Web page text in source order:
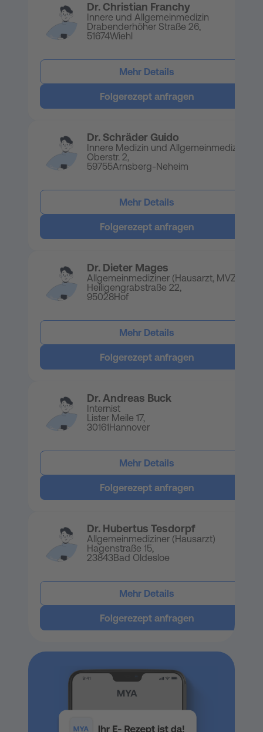
Dr. Christian Franchy
Innere und Allgemeinmedizin
Drabenderhöher Straße 26,
51674Wiehl
Mehr Details
Folgerezept anfragen
Dr. Schräder Guido
Innere Medizin und Allgemeinmedizin
Oberstr. 2,
59755Arnsberg-Neheim
Mehr Details
Folgerezept anfragen
Dr. Dieter Mages
Allgemeinmediziner (Hausarzt, MVZ)
Heiligengrabstraße 22,
95028Hof
Mehr Details
Folgerezept anfragen
Dr. Andreas Buck
Internist
Lister Meile 17,
30161Hannover
Mehr Details
Folgerezept anfragen
Dr. Hubertus Tesdorpf
Allgemeinmediziner (Hausarzt)
Hagenstraße 15,
23843Bad Oldesloe
Mehr Details
Folgerezept anfragen